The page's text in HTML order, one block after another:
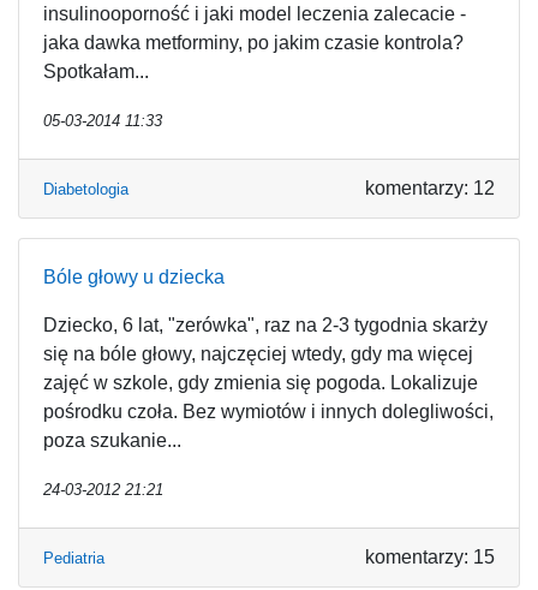
insulinooporność i jaki model leczenia zalecacie -
jaka dawka metforminy, po jakim czasie kontrola?
Spotkałam...
05-03-2014 11:33
Diabetologia komentarzy: 12
Bóle głowy u dziecka
Dziecko, 6 lat, "zerówka", raz na 2-3 tygodnia skarży
się na bóle głowy, najczęciej wtedy, gdy ma więcej
zajęć w szkole, gdy zmienia się pogoda. Lokalizuje
pośrodku czoła. Bez wymiotów i innych dolegliwości,
poza szukanie...
24-03-2012 21:21
Pediatria komentarzy: 15